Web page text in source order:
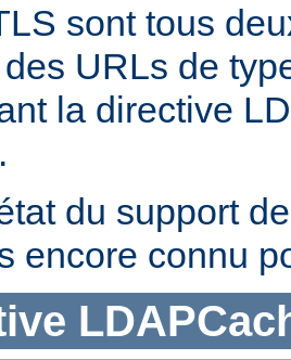
sont tous
URLs de
la directive
du support
encore connu